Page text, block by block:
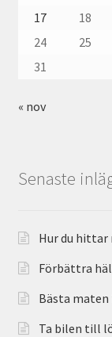
17
18
24
25
31
« nov
Senaste
Hur du
Förbättra
Bästa
Ta bilen till